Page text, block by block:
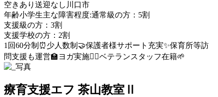
空きあり 送迎なし 川口市
年齢小学生主な障害程度:通常級の方：5割
支援級の方：3割
支援学校の方：2割
1回60分制⏰ 少人数制🤝保護者様サポート充実✨保育所等訪
問支援も運営🏫 ヨガ実施🧘‍♀️ベテランスタッフ在籍🌱
療育支援エフ 茶山教室Ⅱ